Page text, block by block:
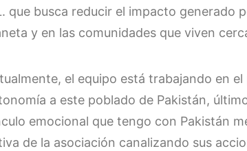
que busca reducir el impacto generado
y en las comunidades que viven
el equipo está trabajando en
a este poblado de Pakistán,
emocional que tengo con Pakistán
de la asociación canalizando sus